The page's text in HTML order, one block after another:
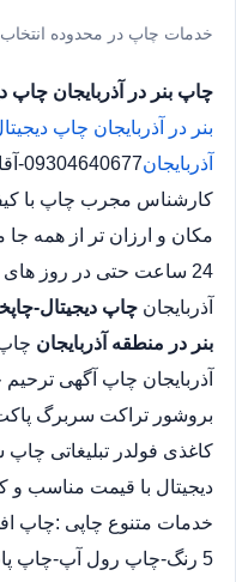
خدمات چاپ در محدوده
چاپ بنر در آذربایجان چاپ
بنر در آذربایجان چاپ
آذربایجان
کارشناس مجرب چاپ با
مکان و ارزان تر از همه
24 ساعت حتی در روز
آذربایجان چاپ دیجیتال-
بنر در منطقه آذربایجان
آذربایجان چاپ آگهی
بروشور تراکت سربرگ
کاغذی فولدر تبلیغاتی
دیجیتال با قیمت مناسب و
خدمات متنوع چاپی :چاپ
5 رنگ-چاپ رول آپ-چاپ